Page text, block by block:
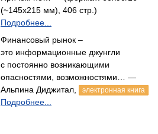
(~145х215 мм), 406 стр.)
Подробнее...
Финансовый рынок –
это информационные джунгли
с постоянно возникающими
опасностями, возможностями… —
Альпина Диджитал,
электронная книга
Подробнее...